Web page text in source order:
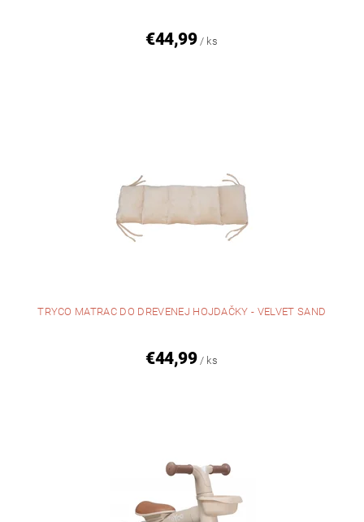
€44,99 / ks
TRYCO MATRAC DO DREVENEJ HOJDAČKY - VELVET SAND
€44,99 / ks